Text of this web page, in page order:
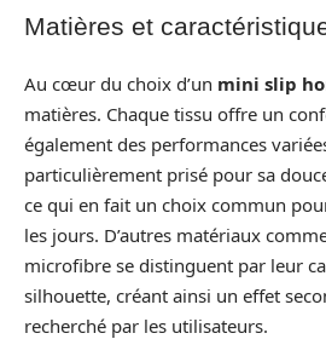
Matières et
Au cœur du choix d’un mini slip
matières. Chaque tissu offre un
également des performances
particulièrement prisé pour sa
ce qui en fait un choix commun
les jours. D’autres matériaux
microfibre se distinguent par leur
silhouette, créant ainsi un effet
recherché par les utilisateurs.